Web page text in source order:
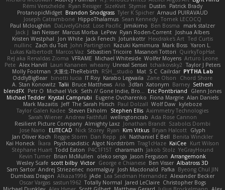
Rémi Verschelde Ryan Reisiger SizeKivit Stymie Dustin
Patrick Brady
ProtanopicMidget Brandon Snodgrass Tyler K Spicher Arnaud PUIRAVAUD
Joseph Catrambone HippoThalamus Sean Kennedy Tomek LECOCQ
Paul Mcloughlin
DaLivelyGhost Lose Pacific Jimikimo Ben Bosma
mark stalzer
Jack J
Ian Neisser Marcus Morba LePew Ryan Roden-Corrent Joshua Albers
Kristen Westphal
Jon White Jack Fenech Jotunkottr Hexdrake's Art Ted Curtis
nullinc Zach du Toit John Partington Kazuki Kamimura Mark Boss Yaron L.
Lukas Kalbertodt Marcos Vaz Sébastien Tricoire Masanori Tottori QuirkyTopHat
ReJ aka Renaldas Zioma VFRAME Michael Whiteside Wolfer Moyens Arturo Leone
Pete Alex Harvill Lauri Kananen wheany Unreal Sensei tchaikovsky2 Taylor J Peters
Molly Footman 大重生-TheRebirth RSH__studio Mat S C Cailrdar PYTHA Lab
OddlyBigBear binotti lucia IT Roy Karabo Legwaila Zane Olson
Chord Shore
A. Stan Konowitz Talii Bruce Matthews Aria 3dfan Xatonym Barney Sethesh
blendFX Petr O Michael Vick Seth // Gone Indie, Bro... Eric Pontbriand
Glenn Jones
Michael Tedder Krystal Camprubi Eugene Ovcharenko Fiona Margrie Alan Daniels
Mark Mazaitis Jeff The Sarah Hirsch Paul Dolzall Wolf Daw kyleboze
Taylor Galen Kadee Steven Ekholm Stephen Ellis Aximmetry Technologies
Sarah Wiener Andrew Faithfull wellingtoncrab Ada Rose Cannon
Resilient Picture Company Almighty Laxz Jonathan Brandt Szabolcs Dombi
Jose Nario
ELITECAD Nick Storey Ryan Kim Vitkus Bryan Halcott Glyph
Jan Oliver Koch Reggie Storm Dan Repp pk Nathaniel E Bell Benita Winckler
Kai Honeck Íkara Psychosadistic Algot Nordström Trag1cHaze KaiCee Kurt Wilson
Stéphane Huart Todd Eaton P4C1F15T charamath Jakob Stolz YeGrayHound
Kevin Turner Brian McMullen oleko senga Jason Ferguson Arrangemonk
Wesley Scafe scott bilby Victor George e Chianese Ben Visser Albatross 3D
Sam Sartor Andrej Striezenec normalguy Josh Macdonald Pafka Byeong Chul JIN
Dumbass Dragon Alkaza1996 jAde Lea Seidman Hernandez Alexander Becker
Oscar Vargas sastun1962 Totally Normal Jared LeClaire Christopher Bogs